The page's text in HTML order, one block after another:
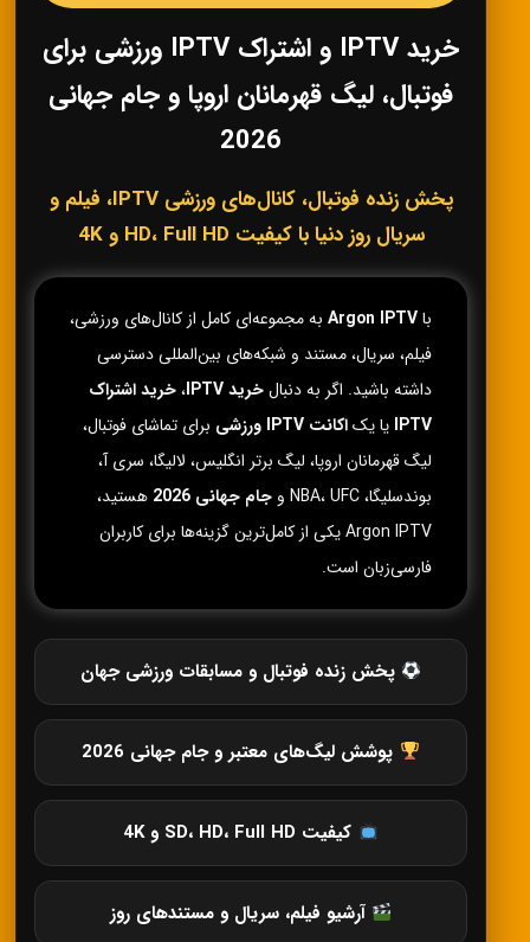
خرید IPTV و اشتراک IPTV ورزشی برای
فوتبال، لیگ قهرمانان اروپا و جام جهانی
2026
پخش زنده فوتبال، کانال‌های ورزشی IPTV، فیلم و
سریال روز دنیا با کیفیت HD، Full HD و 4K
باArgon IPTV به مجموعه‌ای کامل از کانال‌های ورزشی،
فیلم، سریال، مستند و شبکه‌های بین‌المللی دسترسی
داشته باشید. اگر به دنبالخرید IPTV ،خرید اشتراک
IPTV یا یکاکانت IPTV ورزشی
برای تماشای فوتبال،
لیگ قهرمانان اروپا، لیگ برتر انگلیس، لالیگا، سری آ،
بوندسلیگا، NBA، UFC و
جام جهانی 2026
هستید،
Argon IPTV یکی از کامل‌ترین گزینه‌ها برای کاربران
فارسی‌زبان است.
پخش زنده فوتبال و مسابقات ورزشی جهان
پوشش لیگ‌های معتبر و جام جهانی 2026
کیفیت SD، HD، Full HD و 4K
آرشیو فیلم، سریال و مستندهای روز